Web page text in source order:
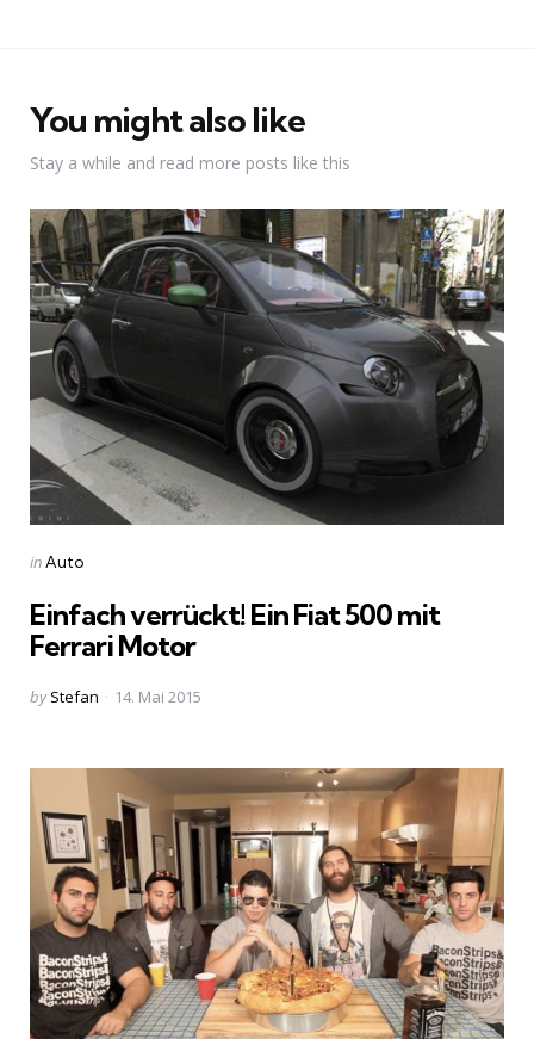
You might also like
Stay a while and read more posts like this
Categories
Posted
inAuto
Einfach verrückt! Ein Fiat 500 mit
Ferrari Motor
Posted
by Stefan 14. Mai 2015